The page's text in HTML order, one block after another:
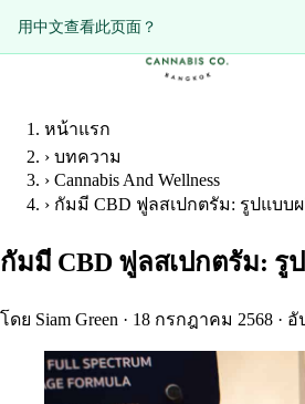
Diese Seite auf Deutsch ansehen?
用中文查看此页面？
หน้าแรก
› บทความ
› Cannabis And Wellness
› กัมมี CBD ฟูลสเปกตรัม: รูปแบ
กัมมี CBD ฟูลสเปกตรัม:
โดย Siam Green · 18 กรกฎาคม 2568 · อั